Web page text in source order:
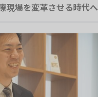
現場を変革させる時代へ